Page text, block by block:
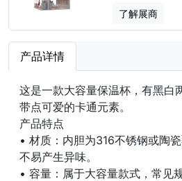
了解展商
产品详情
这是一款大容量保温杯，有黑白
带点可爱的卡通元素。
产品特点
• 材质：内胆为316不锈钢或陶
不易产生异味。
• 容量：属于大容量款式，常见